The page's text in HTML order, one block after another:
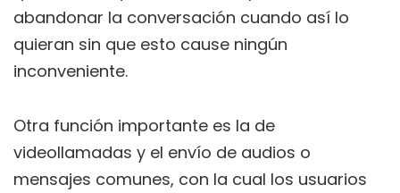
abandonar la conversación cuando así lo
quieran sin que esto cause ningún
inconveniente.
Otra función importante es la de
videollamadas y el envío de audios o
mensajes comunes, con la cual los usuarios